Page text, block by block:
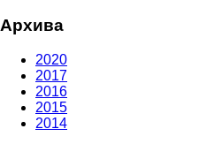
Архива
2020
2017
2016
2015
2014